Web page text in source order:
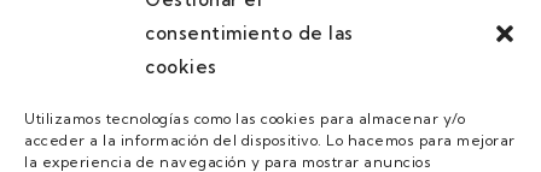
consentimiento de las
cookies
Utilizamos tecnologías como las cookies para almacenar y/o
acceder a la información del dispositivo. Lo hacemos para mejorar
la experiencia de navegación y para mostrar anuncios
atuaire@grupoatuaire.com
+34 638765829
MENU